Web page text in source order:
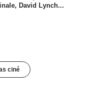
David Lynch...
ciné